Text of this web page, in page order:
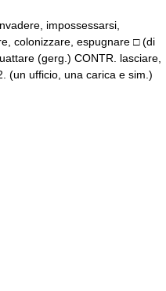
impossessarsi,
colonizzare, espugnare □ (di
(gerg.) CONTR. lasciare,
(un ufficio, una carica e sim.)